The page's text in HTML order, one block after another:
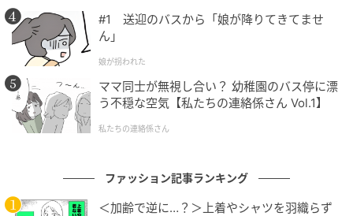
#1 送迎のバスから「娘が降りてきてませ
ん」
娘が拐われた
ママ同士が無視し合い？ 幼稚園のバス停に漂
う不穏な空気【私たちの連絡係さん Vol.1】
私たちの連絡係さん
ファッション記事ランキング
＜加齢で逆に…？＞上着やシャツを羽織らず